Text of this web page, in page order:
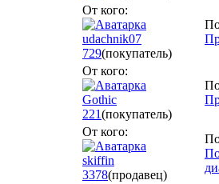
От кого:
udachnik07
729(покупатель)
От кого:
Gothic
221(покупатель)
От кого:
skiffin
3378(продавец)